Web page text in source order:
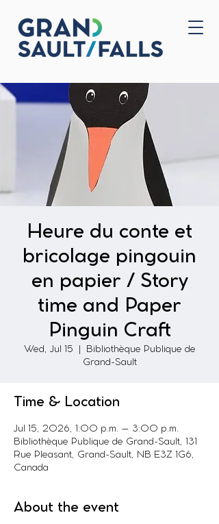
Home
Heure du conte et
bricolage pingouin
en papier / Story
time and Paper
Pinguin Craft
Wed, Jul 15
Bibliothèque Publique de
Grand-Sault
Time & Location
Jul 15, 2026, 1:00 p.m. – 3:00 p.m.
Bibliothèque Publique de Grand-Sault, 131
Rue Pleasant, Grand-Sault, NB E3Z 1G6,
Canada
About the event